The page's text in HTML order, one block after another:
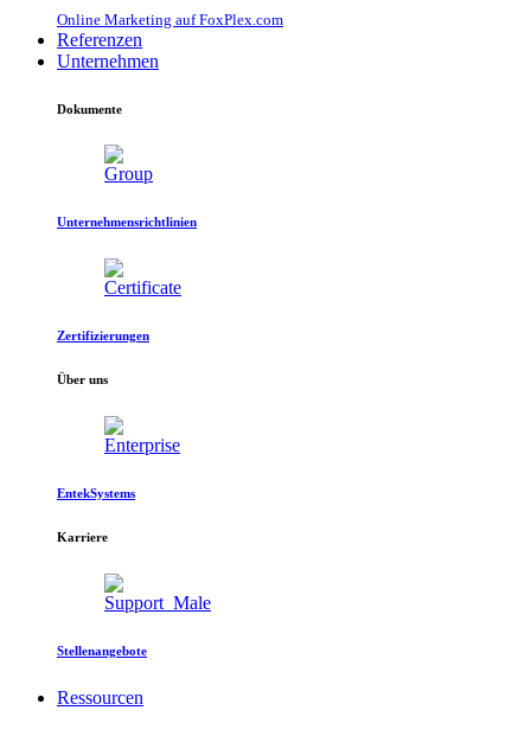
Online Marketing auf FoxPlex.com
Referenzen
Unternehmen
Dokumente
Unternehmensrichtlinien
Zertifizierungen
Über uns
EntekSystems
Karriere
Stellenangebote
Ressourcen